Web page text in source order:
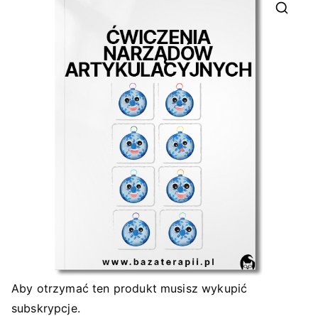
Aby otrzymać ten produkt musisz wykupić
subskrypcje.